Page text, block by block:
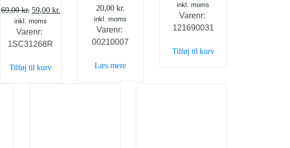
69,00kr. Den
oprindelige
pris
var:
59,00 kr.
inkl. moms
Varenr:
1SC31268R
Tilføj til kurv
20,00 kr.
inkl. moms
Varenr:
00210007
Læs mere
inkl. moms
Varenr:
121690031
Tilføj til kurv